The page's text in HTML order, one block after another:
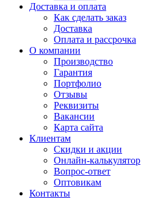
Доставка и оплата
Как сделать заказ
Доставка
Оплата и рассрочка
О компании
Производство
Гарантия
Портфолио
Отзывы
Реквизиты
Вакансии
Карта сайта
Клиентам
Скидки и акции
Онлайн-калькулятор
Вопрос-ответ
Оптовикам
Контакты